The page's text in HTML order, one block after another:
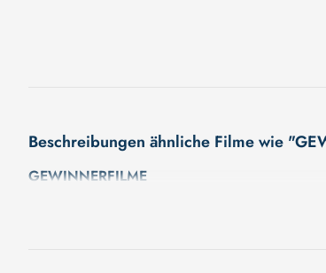
Beschreibungen ähnliche Filme wie
GEWINNERFILME
In fünf Wettbewerbsprogrammen zeigt das cellu l’art